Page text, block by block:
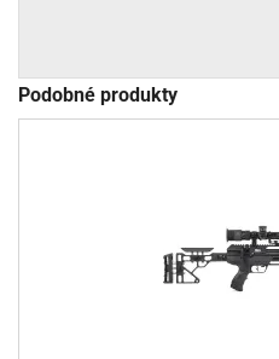
Podobné produkty